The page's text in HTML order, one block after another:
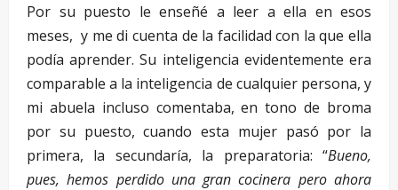
Por su puesto le enseñé a leer a ella en esos
meses, y me di cuenta de la facilidad con la que ella
podía aprender. Su inteligencia evidentemente era
comparable a la inteligencia de cualquier persona, y
mi abuela incluso comentaba, en tono de broma
por su puesto, cuando esta mujer pasó por la
primera, la secundaría, la preparatoria: “Bueno,
pues, hemos perdido una gran cocinera pero ahora